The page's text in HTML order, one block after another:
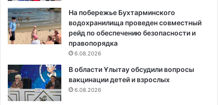
На побережье Бухтарминского
водохранилища проведен совместный
рейд по обеспечению безопасности и
правопорядка
6.08.2026
В области Ұлытау обсудили вопросы
вакцинации детей и взрослых
6.08.2026